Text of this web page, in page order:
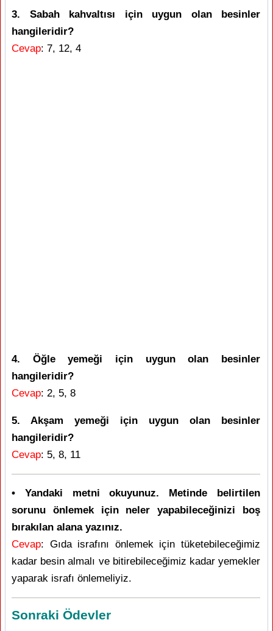
3. Sabah kahvaltısı için uygun olan besinler
hangileridir?
Cevap: 7, 12, 4
4. Öğle yemeği için uygun olan besinler
hangileridir?
Cevap: 2, 5, 8
5. Akşam yemeği için uygun olan besinler
hangileridir?
Cevap: 5, 8, 11
• Yandaki metni okuyunuz. Metinde belirtilen
sorunu önlemek için neler yapabileceğinizi boş
bırakılan alana yazınız.
Cevap: Gıda israfını önlemek için tüketebileceğimiz
kadar besin almalı ve bitirebileceğimiz kadar yemekler
yaparak israfı önlemeliyiz.
Sonraki Ödevler